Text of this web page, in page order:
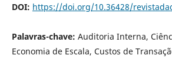
DOI: https://doi.org/10.36428/
Palavras-chave: Auditoria Interna,
Economia de Escala, Custos de